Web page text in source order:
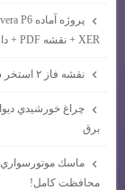
XER + نقشه PDF + داك Word)
نقشه فاز ۲ استخر سرپوشيده | كامل، اجرايي و حرفه‌اي
برق
ماسك موتورسواري
محافظت كامل!